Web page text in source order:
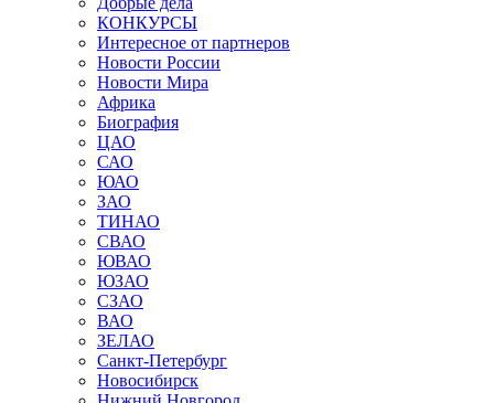
КОНКУРСЫ
Интересное от партнеров
Новости России
Новости Мира
Африка
Биография
ЦАО
САО
ЮАО
ЗАО
ТИНАО
СВАО
ЮВАО
ЮЗАО
СЗАО
ВАО
ЗЕЛАО
Санкт-Петербург
Новосибирск